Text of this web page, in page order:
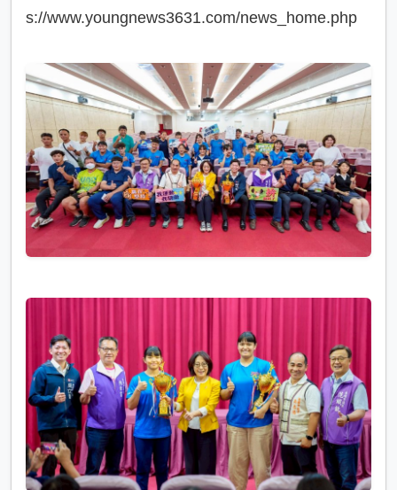
s://www.youngnews3631.com/news_home.php